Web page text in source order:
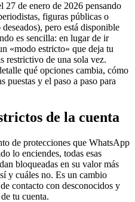
27 de enero de 2026 pensando
figuras públicas o
pero está disponible
es sencilla: en lugar de ir
«modo estricto» que deja tu
restrictivo de una sola vez.
qué opciones cambia, cómo
puestas y el paso a paso para
de la cuenta
de protecciones que WhatsApp
lo enciendes, todas esas
bloqueadas en su valor más
y cuáles no. Es un cambio
contacto con desconocidos y
tu cuenta.